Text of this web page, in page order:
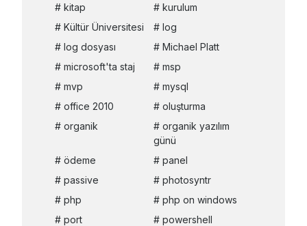
kitap
kurulum
Kültür Üniversitesi
log
log dosyası
Michael Platt
microsoft'ta staj
msp
mvp
mysql
office 2010
oluşturma
organik
organik yazılım
günü
ödeme
panel
passive
photosyntr
php
php on windows
port
powershell